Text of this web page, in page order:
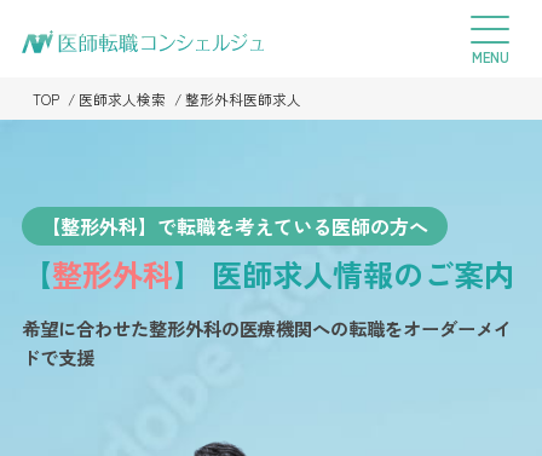
TOP 医師求人検索 整形外科医師求人
【整形外科】で転職を考えている医師の方へ
【整形外科】 医師求人情報のご案内
希望に合わせた整形外科の医療機関への転職をオーダーメイ
ドで支援